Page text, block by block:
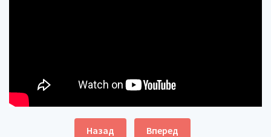
Назад Вперед